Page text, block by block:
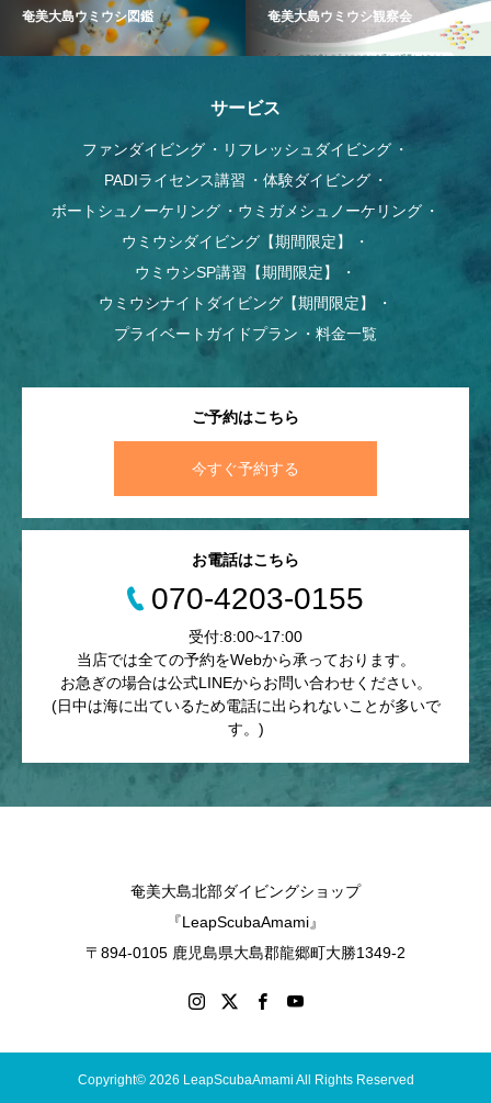
奄美大島ウミウシ図鑑 奄美大島ウミウシ観察会
サービス
ファンダイビング
リフレッシュダイビング
PADIライセンス講習
体験ダイビング
ボートシュノーケリング
ウミガメシュノーケリング
ウミウシダイビング【期間限定】
ウミウシSP講習【期間限定】
ウミウシナイトダイビング【期間限定】
プライベートガイドプラン
料金一覧
ご予約はこちら
今すぐ予約する
お電話はこちら
070-4203-0155
受付:8:00~17:00
当店では全ての予約をWebから承っております。
お急ぎの場合は公式LINEからお問い合わせください。
(日中は海に出ているため電話に出られないことが多いで
す。)
奄美大島北部ダイビングショップ
『LeapScubaAmami』
〒894-0105 鹿児島県大島郡龍郷町大勝1349-2
Copyright© 2026 LeapScubaAmami All Rights Reserved